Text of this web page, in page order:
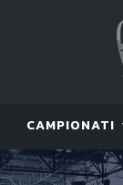
CAMPIONATI